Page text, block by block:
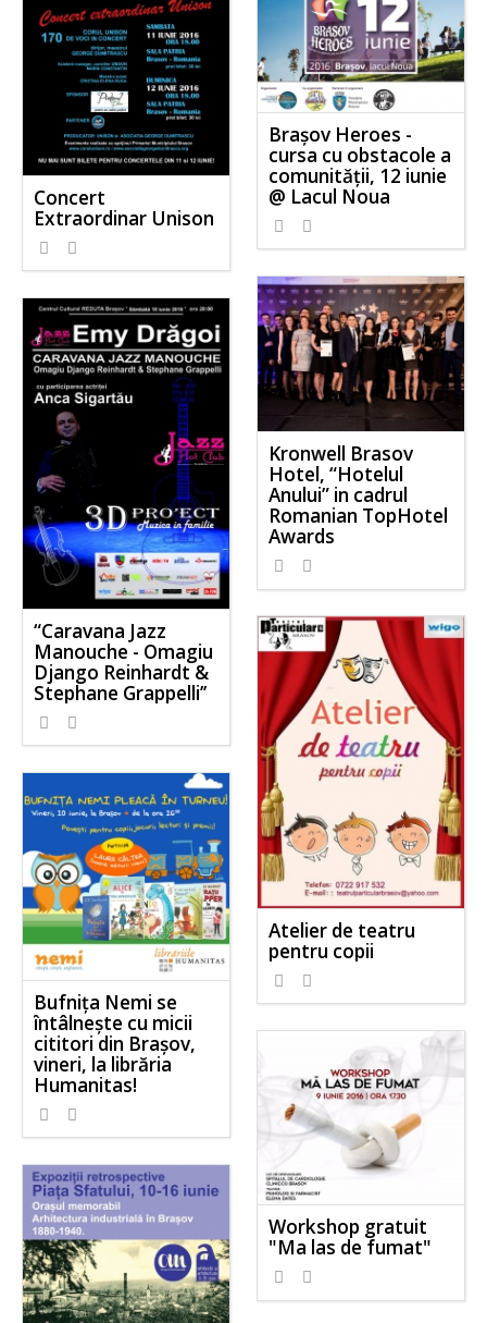
Brașov Heroes -
cursa cu obstacole a
comunității, 12 iunie
@ Lacul Noua
Concert
Extraordinar Unison
Kronwell Brasov
Hotel, “Hotelul
Anului” in cadrul
Romanian TopHotel
Awards
“Caravana Jazz
Manouche - Omagiu
Django Reinhardt &
Stephane Grappelli’’
Atelier de teatru
pentru copii
Bufniţa Nemi se
întâlnește cu micii
cititori din Brașov,
vineri, la librăria
Humanitas!
Workshop gratuit
"Ma las de fumat"